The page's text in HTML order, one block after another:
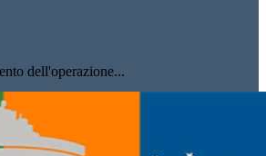
dell'operazione...